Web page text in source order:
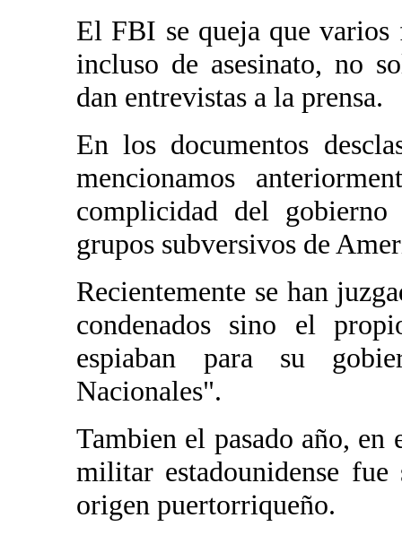
El FBI se queja que
incluso de asesinato, no
dan entrevistas a la prensa.
En los documentos
mencionamos
complicidad del
grupos subversivos de
Recientemente se han
condenados sino el
espiaban para su
Nacionales".
Tambien el pasado año,
militar estadounidense fue
origen puertorriqueño.